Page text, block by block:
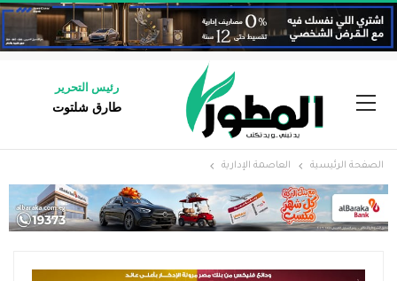
رئيس التحرير
طارق شلتوت
الصفحة الرئيسية العاصمة الإدارية